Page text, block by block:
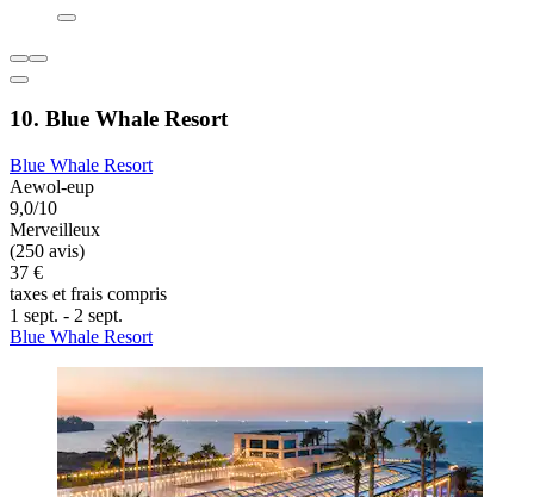
10. Blue Whale Resort
Blue Whale Resort
Aewol-eup
9,0/10
Merveilleux
(250 avis)
37 €
taxes et frais compris
1 sept. - 2 sept.
Blue Whale Resort